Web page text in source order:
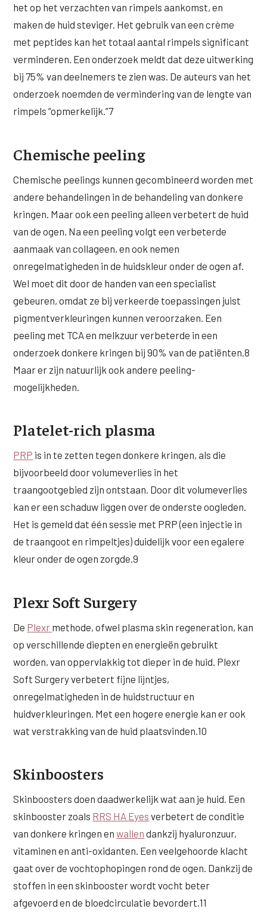
het op het verzachten van rimpels aankomst, en
maken de huid steviger. Het gebruik van een crème
met peptides kan het totaal aantal rimpels significant
verminderen. Een onderzoek meldt dat deze uitwerking
bij 75% van deelnemers te zien was. De auteurs van het
onderzoek noemden de vermindering van de lengte van
rimpels “opmerkelijk.”7
Chemische peeling
Chemische peelings kunnen gecombineerd worden met
andere behandelingen in de behandeling van donkere
kringen. Maar ook een peeling alleen verbetert de huid
van de ogen. Na een peeling volgt een verbeterde
aanmaak van collageen, en ook nemen
onregelmatigheden in de huidskleur onder de ogen af.
Wel moet dit door de handen van een specialist
gebeuren, omdat ze bij verkeerde toepassingen juist
pigmentverkleuringen kunnen veroorzaken. Een
peeling met TCA en melkzuur verbeterde in een
onderzoek donkere kringen bij 90% van de patiënten.8
Maar er zijn natuurlijk ook andere peeling-
mogelijkheden.
Platelet-rich plasma
PRP is in te zetten tegen donkere kringen, als die
bijvoorbeeld door volumeverlies in het
traangootgebied zijn ontstaan. Door dit volumeverlies
kan er een schaduw liggen over de onderste oogleden.
Het is gemeld dat één sessie met PRP (een injectie in
de traangoot en rimpeltjes) duidelijk voor een egalere
kleur onder de ogen zorgde.9
Plexr Soft Surgery
De Plexr methode, ofwel plasma skin regeneration, kan
op verschillende diepten en energieën gebruikt
worden, van oppervlakkig tot dieper in de huid. Plexr
Soft Surgery verbetert fijne lijntjes,
onregelmatigheden in de huidstructuur en
huidverkleuringen. Met een hogere energie kan er ook
wat verstrakking van de huid plaatsvinden.10
Skinboosters
Skinboosters doen daadwerkelijk wat aan je huid. Een
skinbooster zoals RRS HA Eyes verbetert de conditie
van donkere kringen enwallen dankzij hyaluronzuur,
vitaminen en anti-oxidanten. Een veelgehoorde klacht
gaat over de vochtophopingen rond de ogen. Dankzij de
stoffen in een skinbooster wordt vocht beter
afgevoerd en de bloedcirculatie bevordert.11